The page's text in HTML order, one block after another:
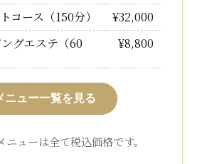
コース（150分）
¥32,000
グエステ（60
¥8,800
ニュー一覧を見る
ューは全て税込価格です。